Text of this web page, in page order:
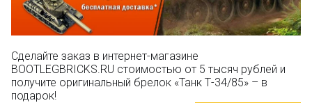
Сделайте заказ в интернет-магазине
BOOTLEGBRICKS.RU стоимостью от 5 тысяч рублей и
получите оригинальный брелок «Танк Т-34/85» – в
подарок!